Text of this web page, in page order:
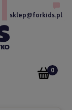
sklep@forkids.pl